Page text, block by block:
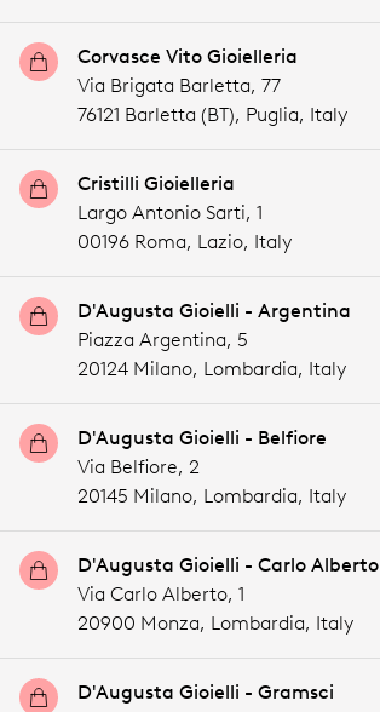
Corvasce Vito Gioielleria
Via Brigata Barletta, 77
76121 Barletta (BT), Puglia, Italy
Cristilli Gioielleria
Largo Antonio Sarti, 1
00196 Roma, Lazio, Italy
D'Augusta Gioielli - Argentina
Piazza Argentina, 5
20124 Milano, Lombardia, Italy
D'Augusta Gioielli - Belfiore
Via Belfiore, 2
20145 Milano, Lombardia, Italy
D'Augusta Gioielli - Carlo Alberto
Via Carlo Alberto, 1
20900 Monza, Lombardia, Italy
D'Augusta Gioielli - Gramsci